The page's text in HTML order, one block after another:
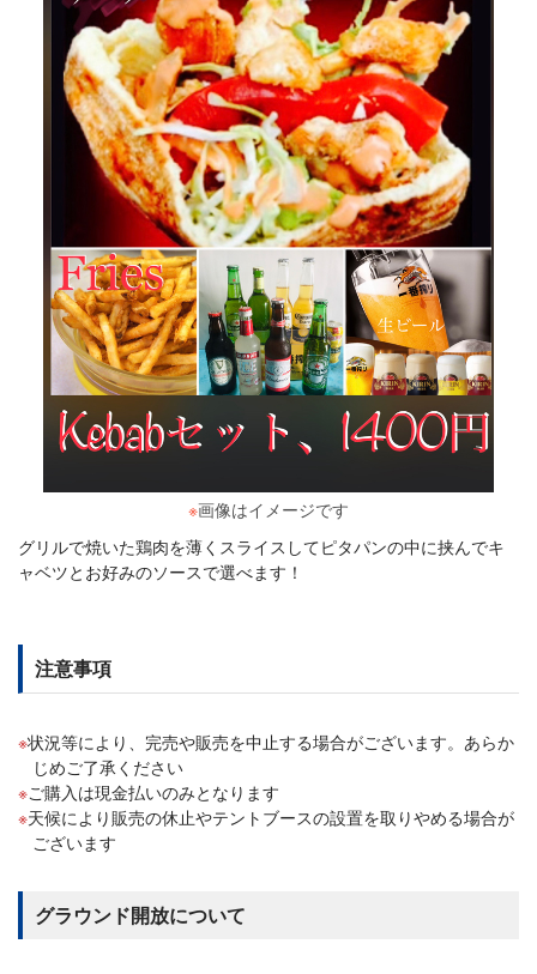
※画像はイメージです
グリルで焼いた鶏肉を薄くスライスしてピタパンの中に挟んでキ
ャベツとお好みのソースで選べます！
注意事項
状況等により、完売や販売を中止する場合がございます。あらか
じめご了承ください
ご購入は現金払いのみとなります
天候により販売の休止やテントブースの設置を取りやめる場合が
ございます
グラウンド開放について